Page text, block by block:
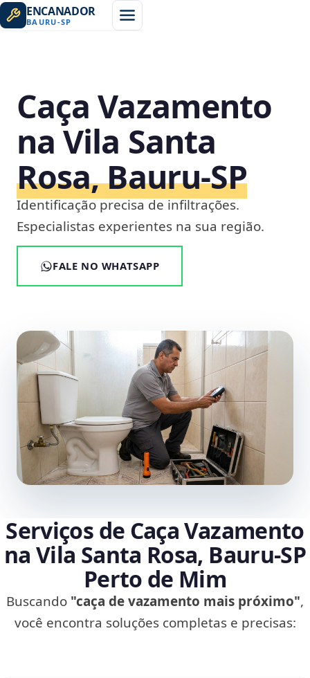
ENCANADOR
BAURU-SP
Caça Vazamento
na Vila Santa
Rosa, Bauru‑SP
Identificação precisa de infiltrações.
Especialistas experientes na sua região.
FALE NO WHATSAPP
Serviços de Caça Vazamento
na Vila Santa Rosa, Bauru‑SP
Perto de Mim
Buscando "caça de vazamento mais próximo",
você encontra soluções completas e precisas: